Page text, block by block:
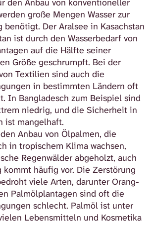
den Anbau von konventioneller
große Mengen Wasser zur
benötigt. Der Aralsee in Kasachstan
ist durch den Wasserbedarf von
auf die Hälfte seiner
Größe geschrumpft. Bei der
Textilien sind auch die
in bestimmten Ländern oft
In Bangladesch zum Beispiel sind
niedrig, und die Sicherheit in
ist mangelhaft.
Anbau von Ölpalmen, die
in tropischem Klima wachsen,
Regenwälder abgeholzt, auch
kommt häufig vor. Die Zerstörung
viele Arten, darunter Orang-
Palmölplantagen sind oft die
schlecht. Palmöl ist unter
Lebensmitteln und Kosmetika